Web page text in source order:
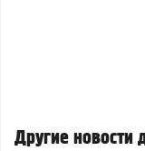
Другие новости